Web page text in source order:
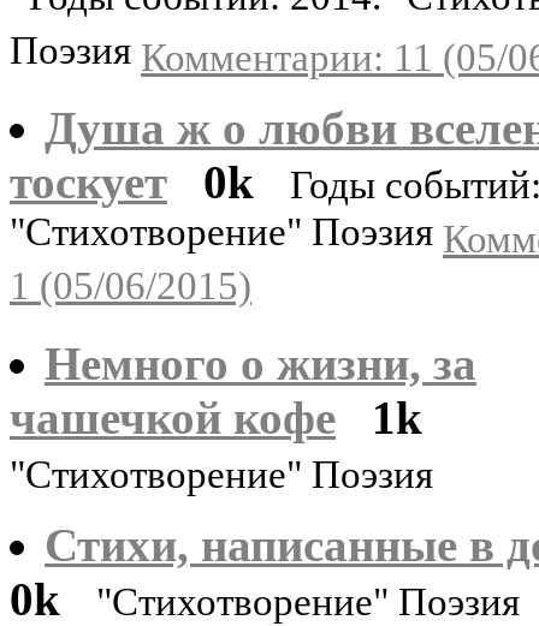
Поэзия Комментарии: 11 (05/
Душа ж о любви
тоскует
0k Годы
"Стихотворение" Поэзия
1 (05/06/2015)
Немного о жизни, за
чашечкой кофе
1k
"Стихотворение" Поэзия
Стихи, написанные в
0k
"Стихотворение" Поэзия